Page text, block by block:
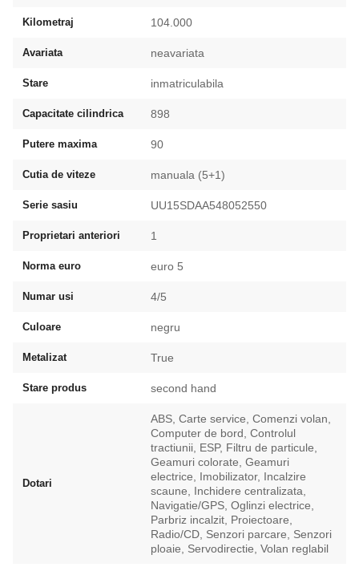
Kilometraj 104.000
Avariata neavariata
Stare inmatriculabila
Capacitate cilindrica 898
Putere maxima 90
Cutia de viteze manuala (5+1)
Serie sasiu UU15SDAA548052550
Proprietari anteriori 1
Norma euro euro 5
Numar usi 4/5
Culoare negru
Metalizat True
Stare produs second hand
Dotari
ABS, Carte service, Comenzi volan,
Computer de bord, Controlul
tractiunii, ESP, Filtru de particule,
Geamuri colorate, Geamuri
electrice, Imobilizator, Incalzire
scaune, Inchidere centralizata,
Navigatie/GPS, Oglinzi electrice,
Parbriz incalzit, Proiectoare,
Radio/CD, Senzori parcare, Senzori
ploaie, Servodirectie, Volan reglabil